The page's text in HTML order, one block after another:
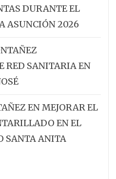
DURANTE EL
ASUNCIÓN 2026
RED SANITARIA EN
EN MEJORAR EL
EN EL
SANTA ANITA